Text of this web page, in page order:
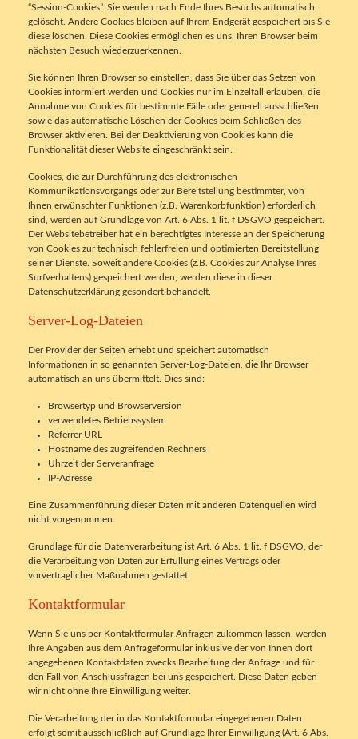
“Session-Cookies”. Sie werden nach Ende Ihres Besuchs automatisch
gelöscht. Andere Cookies bleiben auf Ihrem Endgerät gespeichert bis Sie
diese löschen. Diese Cookies ermöglichen es uns, Ihren Browser beim
nächsten Besuch wiederzuerkennen.
Sie können Ihren Browser so einstellen, dass Sie über das Setzen von
Cookies informiert werden und Cookies nur im Einzelfall erlauben, die
Annahme von Cookies für bestimmte Fälle oder generell ausschließen
sowie das automatische Löschen der Cookies beim Schließen des
Browser aktivieren. Bei der Deaktivierung von Cookies kann die
Funktionalität dieser Website eingeschränkt sein.
Cookies, die zur Durchführung des elektronischen
Kommunikationsvorgangs oder zur Bereitstellung bestimmter, von
Ihnen erwünschter Funktionen (z.B. Warenkorbfunktion) erforderlich
sind, werden auf Grundlage von Art. 6 Abs. 1 lit. f DSGVO gespeichert.
Der Websitebetreiber hat ein berechtigtes Interesse an der Speicherung
von Cookies zur technisch fehlerfreien und optimierten Bereitstellung
seiner Dienste. Soweit andere Cookies (z.B. Cookies zur Analyse Ihres
Surfverhaltens) gespeichert werden, werden diese in dieser
Datenschutzerklärung gesondert behandelt.
Server-Log-Dateien
Der Provider der Seiten erhebt und speichert automatisch
Informationen in so genannten Server-Log-Dateien, die Ihr Browser
automatisch an uns übermittelt. Dies sind:
Browsertyp und Browserversion
verwendetes Betriebssystem
Referrer URL
Hostname des zugreifenden Rechners
Uhrzeit der Serveranfrage
IP-Adresse
Eine Zusammenführung dieser Daten mit anderen Datenquellen wird
nicht vorgenommen.
Grundlage für die Datenverarbeitung ist Art. 6 Abs. 1 lit. f DSGVO, der
die Verarbeitung von Daten zur Erfüllung eines Vertrags oder
vorvertraglicher Maßnahmen gestattet.
Kontaktformular
Wenn Sie uns per Kontaktformular Anfragen zukommen lassen, werden
Ihre Angaben aus dem Anfrageformular inklusive der von Ihnen dort
angegebenen Kontaktdaten zwecks Bearbeitung der Anfrage und für
den Fall von Anschlussfragen bei uns gespeichert. Diese Daten geben
wir nicht ohne Ihre Einwilligung weiter.
Die Verarbeitung der in das Kontaktformular eingegebenen Daten
erfolgt somit ausschließlich auf Grundlage Ihrer Einwilligung (Art. 6 Abs.